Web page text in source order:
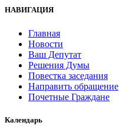
НАВИГАЦИЯ
Главная
Новости
Ваш Депутат
Решения Думы
Повестка заседания
Направить обращение
Почетные Граждане
Календарь